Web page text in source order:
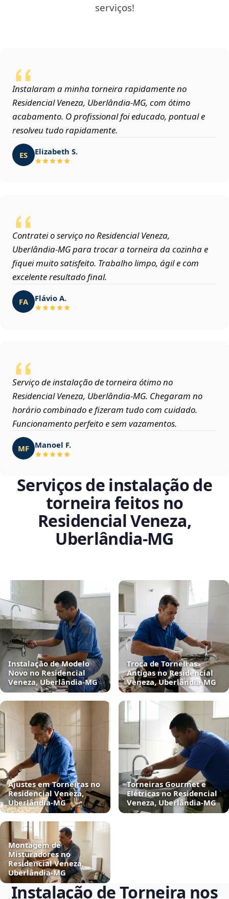
serviços!
Instalaram a minha torneira rapidamente no
Residencial Veneza, Uberlândia‑MG, com ótimo
acabamento. O profissional foi educado, pontual e
resolveu tudo rapidamente.
ES Elizabeth S.
Contratei o serviço no Residencial Veneza,
Uberlândia‑MG para trocar a torneira da cozinha e
fiquei muito satisfeito. Trabalho limpo, ágil e com
excelente resultado final.
FA Flávio A.
Serviço de instalação de torneira ótimo no
Residencial Veneza, Uberlândia‑MG. Chegaram no
horário combinado e fizeram tudo com cuidado.
Funcionamento perfeito e sem vazamentos.
MF Manoel F.
Serviços de instalação de
torneira feitos no
Residencial Veneza,
Uberlândia‑MG
Instalação de Modelo
Novo no Residencial
Veneza, Uberlândia‑MG
Troca de Torneiras
Antigas no Residencial
Veneza, Uberlândia‑MG
Ajustes em Torneiras no
Residencial Veneza,
Uberlândia‑MG
Torneiras Gourmet e
Elétricas no Residencial
Veneza, Uberlândia‑MG
Montagem de
Misturadores no
Residencial Veneza,
Uberlândia‑MG
Instalação de Torneira nos